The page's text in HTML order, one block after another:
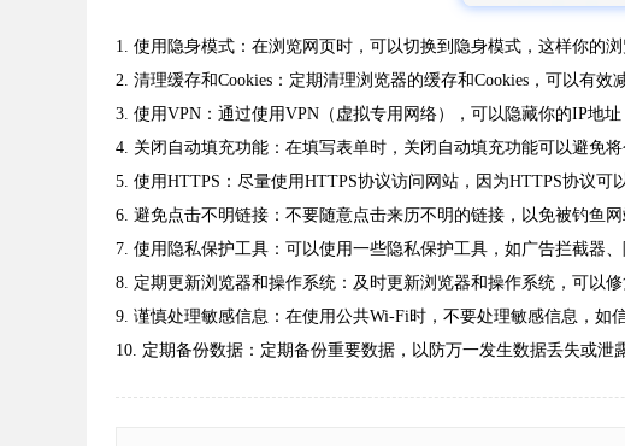
1. 使用隐身模式：在浏览网页时，可以切换到隐身模式，这样你的
2. 清理缓存和Cookies：定期清理浏览器的缓存和Cookies，可以有效
3. 使用VPN：通过使用VPN（虚拟专用网络），可以隐藏你的IP地
4. 关闭自动填充功能：在填写表单时，关闭自动填充功能可以避免将
5. 使用HTTPS：尽量使用HTTPS协议访问网站，因为HTTPS协议可
6. 避免点击不明链接：不要随意点击来历不明的链接，以免被钓鱼网
7. 使用隐私保护工具：可以使用一些隐私保护工具，如广告拦截器
8. 定期更新浏览器和操作系统：及时更新浏览器和操作系统，可以
9. 谨慎处理敏感信息：在使用公共Wi-Fi时，不要处理敏感信息，如
10. 定期备份数据：定期备份重要数据，以防万一发生数据丢失或泄